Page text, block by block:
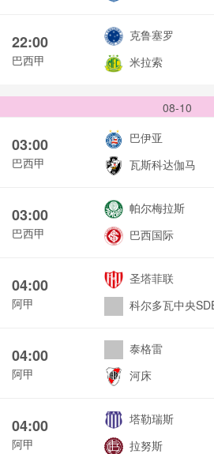
22:00
巴西甲
克鲁塞罗
米拉索
08-10
03:00
巴西甲
巴伊亚
瓦斯科达伽马
03:00
巴西甲
帕尔梅拉斯
巴西国际
04:00
阿甲
圣塔菲联
科尔多瓦中央
04:00
阿甲
泰格雷
河床
04:00
阿甲
塔勒瑞斯
拉努斯